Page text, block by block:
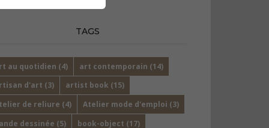
TAGS
au quotidien (4) art contemporain (14)
d'art (3) artist book (15)
de reliure (4) Atelier mode d'emploi (3)
dessinée (5) book-object (17)